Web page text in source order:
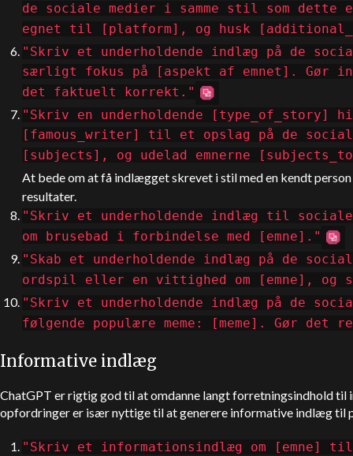
de sociale medier i samme stil som dette
egnet til [platform], og husk
"Skriv et underholdende indlæg på de
særligt fokus på [aspekt af emnet]. Gør
det faktuelt korrekt."
"Skriv en underholdende [type_of_story]
[famous_writer] til et opslag på de sociale
[subjects], og udelad emnerne
At bede om at få indlægget skrevet i stil med en kendt
resultater.
"Skriv et underholdende indlæg til
om brusebad i forbindelse med [emne]."
"Skab et underholdende indlæg på de
ordspil eller en vittighed om [emne], og
"Skriv et underholdende indlæg på de
følgende populære meme: [meme]. Gør det
Informative indlæg
ChatGPT er rigtig god til at omdanne langt forretningsindhold til
opfordringer er især nyttige til at generere informative indlæg til
"Skriv et informationsindlæg om [emne]